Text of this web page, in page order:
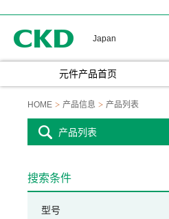
Japan
元件产品首页
HOME 产品信息 产品列表
产品列表
搜索条件
型号